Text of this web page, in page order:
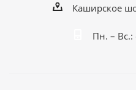
Каширское
Пн. – Вс.: